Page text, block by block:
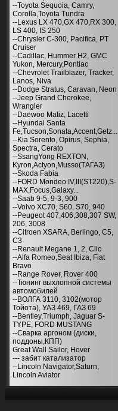
--Toyota Sequoia, Camry,
Corolla,Toyota Tundra
--Lexus LX 470,GX 470,RX 300,
LS 400, IS 250
--Chrysler С-300, Pacifica, PT
Cruiser
--Cadillac, Hummer H2, GMC
Yukon, Mercury,Pontiac
--Chevrolet Trailblazer, Tracker,
Lanos, Niva
--Dodge Stratus, Caravan, Neon
--Jeep Grand Cherokee,
Wrangler
--Daewoo Matiz, Lacetti
--Hyundai Santa
Fe,Tucson,Sonata,Accent,Getz...
--Kia Sorento, Opirus, Sephia,
Spectra, Cerato
--SsangYong REXTON,
Kyron,Actyon,Musso(ТАГАЗ)
--Skoda Fabia
--FORD Mondeo IV,III(ST220),S-
MAX,Focus,Galaxy...
--Saab 9-5, 9-3, 900
--Volvo XC70, S60, S70, 940
--Peugeot 407,406,308,307 SW,
206, 3008
--Citroen XSARA, Berlingo, С5,
С3
--Renault Megane 1, 2, Clio
--Alfa Romeo,Seat Ibiza, Fiat
Bravo
--Range Rover, Rover 400
--Тюнинг выхлопной системы
автомобилей
--ВОЛГА 3110, 3102(мотор
Тойота), УАЗ 469, ГАЗ 69
--Bentley,Triumph, Jaguar S-
TYPE, FORD MUSTANG
--Сварка аргоном (диски,
поддоны,КПП)
Great Wall Sailor, Hover
--- забит катализатор
--Lincoln Navigator,Saturn,
Lincoln Aviator